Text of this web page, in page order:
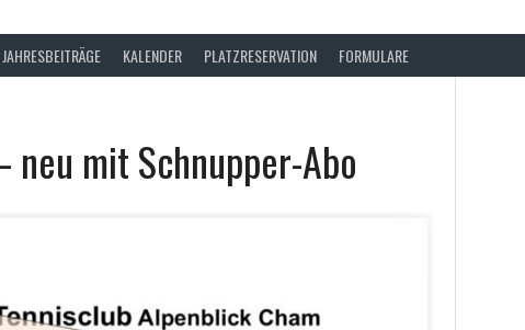
JAHRESBEITRÄGE KALENDER PLATZRESERVATION FORMULARE
neu mit Schnupper-Abo